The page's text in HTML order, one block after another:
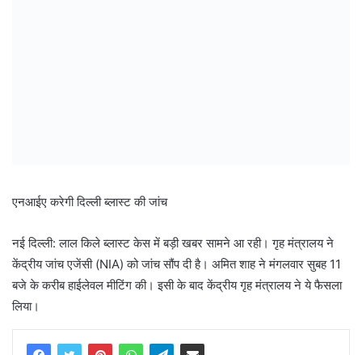
एनआईए करेगी दिल्ली ब्लास्ट की जांच
नई दिल्ली: लाल किले ब्लास्ट केस में बड़ी खबर सामने आ रही। गृह मंत्रालय ने
केंद्रीय जांच एजेंसी (NIA) को जांच सौंप दी है। अमित शाह ने मंगलवार सुबह 11
बजे के करीब हाईलेवल मीटिंग की। इसी के बाद केंद्रीय गृह मंत्रालय ने ये फैसला
लिया।